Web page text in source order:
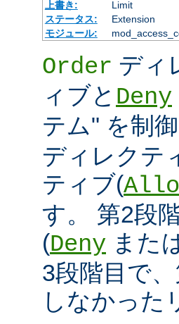
上書き:
Limit
ステータス:
Extension
モジュール:
Order ディ
ィブと Deny
テム" を制
ディレクテ
ティブ(
す。 第2段
(Deny また
3段階目で
しなかった